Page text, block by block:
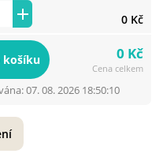
0 Kč
košíku 0 Kč
Cena celkem
07. 08. 2026 18:50:10